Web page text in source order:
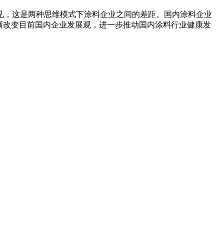
这是两种思维模式下涂料企业之间的差距。国内涂料企业
变目前国内企业发展观，进一步推动国内涂料行业健康发